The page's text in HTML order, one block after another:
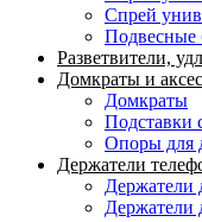
Спрей
Подвесные
Разветвители,
Домкраты и
Домкраты
Подставки
Опоры для
Держатели
Держатели
Держатели